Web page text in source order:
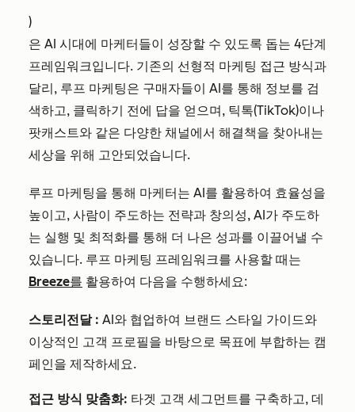
)
은 AI 시대에 마케터들이 성장할 수 있도록 돕는 4단계
프레임워크입니다. 기존의 선형적 마케팅 접근 방식과
달리, 루프 마케팅은 구매자들이 AI를 통해 정보를 검
색하고, 클릭하기 전에 답을 얻으며, 틱톡(TikTok)이나
팟캐스트와 같은 다양한 채널에서 해결책을 찾아내는
세상을 위해 고안되었습니다.
루프 마케팅을 통해 마케터는 AI를 활용하여 효율성을
높이고, 사람이 주도하는 전략과 창의성, AI가 주도하
는 실행 및 최적화를 통해 더 나은 성과를 이끌어낼 수
있습니다. 루프 마케팅 프레임워크를 사용할 때는
Breeze를 활용하여 다음을 수행하세요:
스토리전달 : AI와 협업하여 브랜드 스타일 가이드와
이상적인 고객 프로필을 바탕으로 목표에 부합하는 캠
페인을 제작하세요.
접근 방식 맞춤화: 타겟 고객 세그먼트를 구축하고, 데